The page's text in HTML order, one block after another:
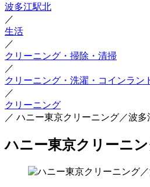
波多江駅北
／
生活
／
クリーニング・掃除・清掃
／
クリーニング・洗濯・コインラン
／
クリーニング
／ ハニー東京クリーニング／波多
ハニー東京クリーニ